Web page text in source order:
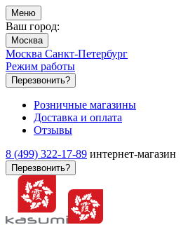
Меню
Ваш город:
Москва
Москва Санкт-Петербург
Режим работы
Перезвонить?
Розничные магазины
Доставка и оплата
Отзывы
8 (499) 322-17-89 интернет-магазин
Перезвонить?